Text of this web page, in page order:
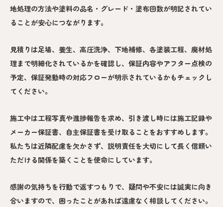
地処理の方法や塗料の品名・グレード・塗布回数が明記されてい
ることが安心につながります。
見積りは足場、養生、高圧洗浄、下地補修、各塗装工程、廃材処
理まで明細化されているかを確認し、保証内容やアフター点検の
予定、保証発動時の対応フローが明示されているかもチェックし
てください。
施工中は工程写真や進捗報告を求め、引き渡し時には施工記録や
メーカー保証書、自主保証書を受け取ることをおすすめします。
私たちは近隣配慮を欠かさず、説明責任を大切にして長く信頼い
ただける関係を築くことを使命にしています。
感謝の気持ちを行動で返すつもりで、疑問や不安には誠実に向き
合いますので、困ったことがあれば遠慮なく相談してください。